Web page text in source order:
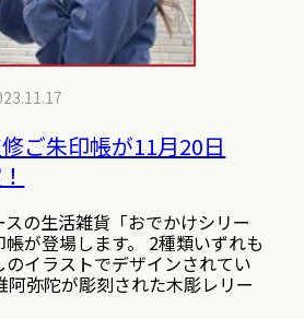
修ご朱印帳が11月20日
の生活雑貨「おでかけシリー
が登場します。 2種類いずれも
イラストでデザインされてい
阿弥陀が彫刻された木彫レリー